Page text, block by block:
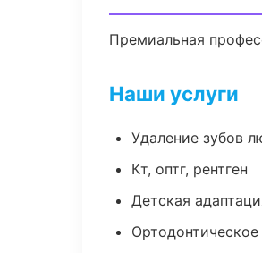
Премиальная
Наши услуги
Удаление зубов
Кт, оптг, рентген
Детская